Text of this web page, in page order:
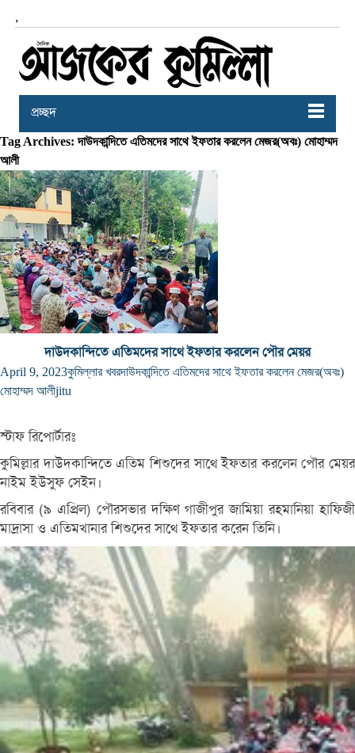
,
প্রচ্ছদ
Tag Archives: দাউদকান্দিতে এতিমদের সাথে ইফতার করলেন মেজর(অবঃ) মোহাম্মদ
আলী
দাউদকান্দিতে এতিমদের সাথে ইফতার করলেন পৌর মেয়র
April 9, 2023কুমিল্লার খবরদাউদকান্দিতে এতিমদের সাথে ইফতার করলেন মেজর(অবঃ)
মোহাম্মদ আলীjitu
স্টাফ রিপোর্টারঃ
কুমিল্লার দাউদকান্দিতে এতিম শিশুদের সাথে ইফতার করলেন পৌর মেয়র
নাইম ইউসুফ সেইন।
রবিবার (৯ এপ্রিল) পৌরসভার দক্ষিণ গাজীপুর জামিয়া রহমানিয়া হাফিজী
মাদ্রাসা ও এতিমখানার শিশুদের সাথে ইফতার করেন তিনি।